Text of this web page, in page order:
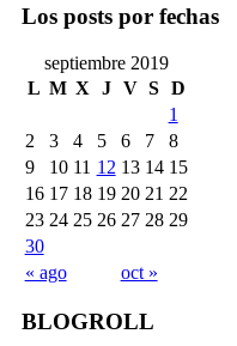
Los posts por fechas
septiembre 2019
L M X J V S D
« ago oct »
1
2
3 4 5 6 7
8
9
10 11 12 13 14 15
16 17 18 19 20 21 22
23 24 25 26 27 28 29
30
BLOGROLL